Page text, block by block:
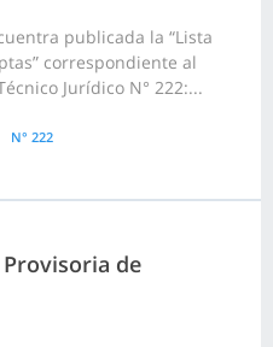
publicada la “Lista
correspondiente al
Jurídico N° 222:...
N° 222
de